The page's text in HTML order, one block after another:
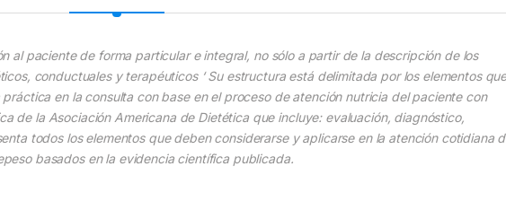
al paciente de forma particular e integral, no sólo a partir de la descripción de los
conductuales y terapéuticos ‘ Su estructura está delimitada por los elementos
en la consulta con base en el proceso de atención nutricia del paciente con
de la Asociación Americana de Dietética que incluye: evaluación, diagnóstico,
todos los elementos que deben considerarse y aplicarse en la atención cotidiana
basados en la evidencia científica publicada.